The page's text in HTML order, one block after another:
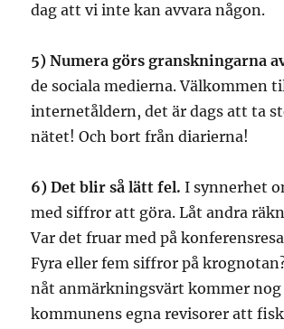
dag att vi inte kan avvara någon.
5) Numera görs granskningarna
de sociala medierna. Välkommen
internetåldern, det är dags att ta
nätet! Och bort från diarierna!
6) Det blir så lätt fel. I synnerhet
med siffror att göra. Låt andra
Var det fruar med på
Fyra eller fem siffror på
nåt anmärkningsvärt kommer nog
kommunens egna revisorer att